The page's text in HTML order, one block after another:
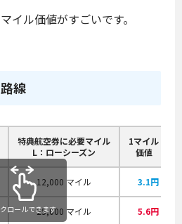
イル価値がすごいです。
線
特典航空券に必要マイル
L：ローシーズン
1マイル
価値
12,000 マイル 3.1円
25,000 マイル 5.6円
ロールできます